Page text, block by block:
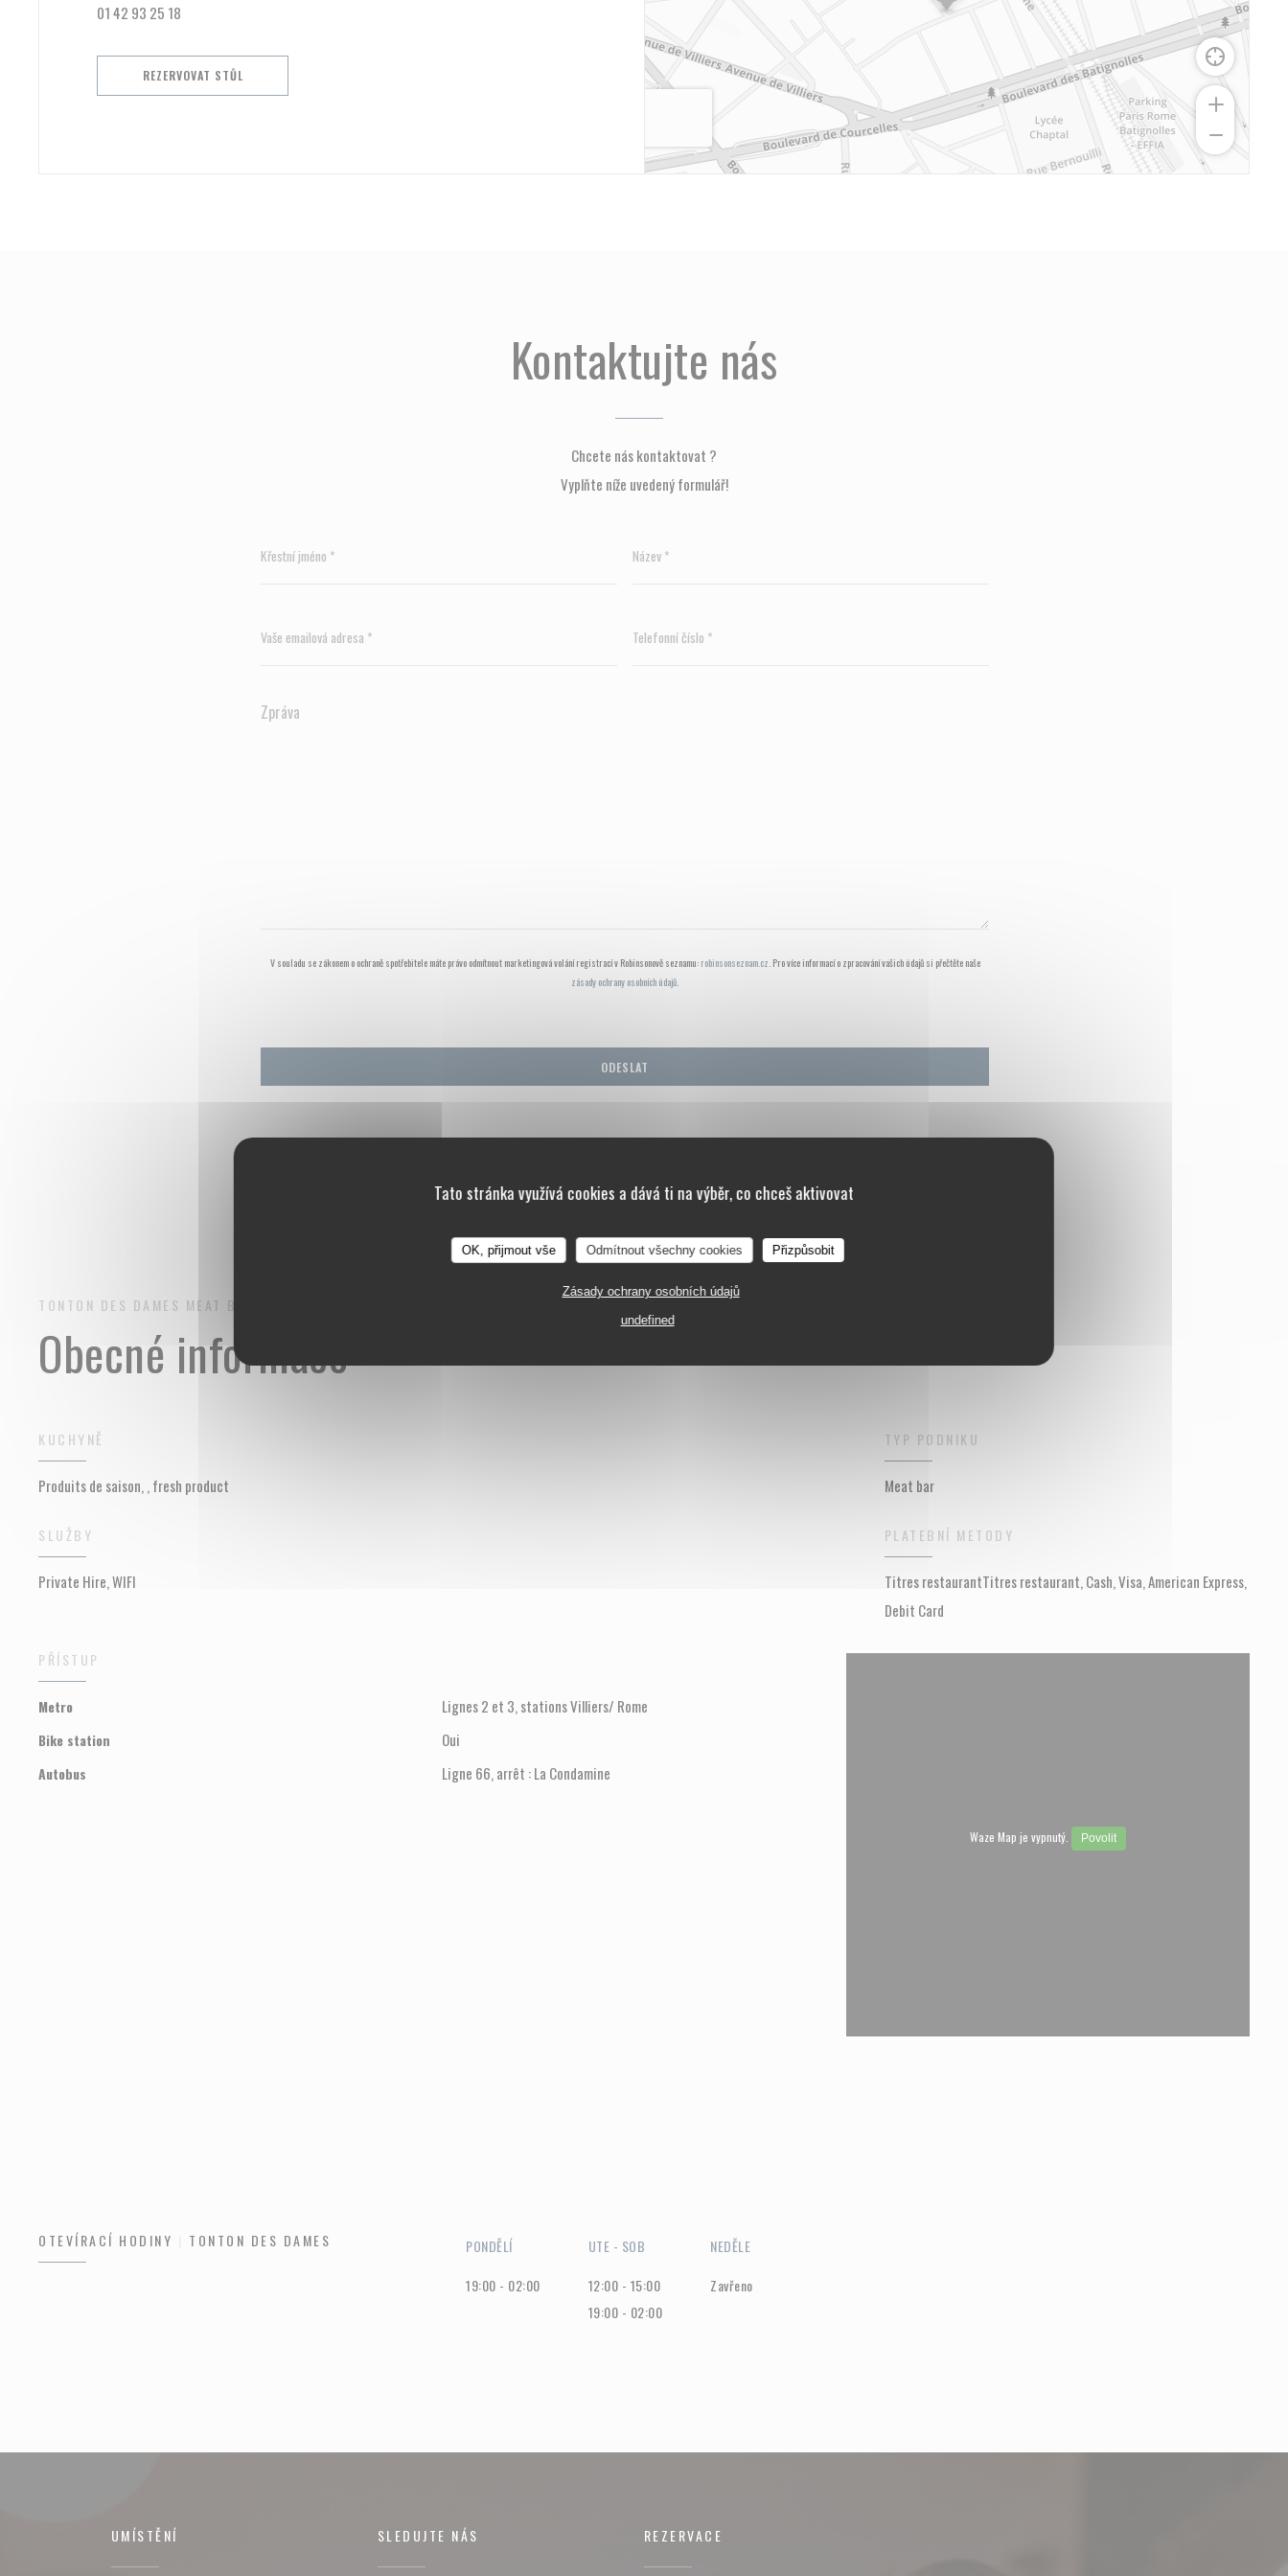
Tato stránka využívá cookies a dává ti na výběr, co chceš aktivovat
OK, přijmout vše Odmítnout všechny cookies Přizpůsobit
Zásady ochrany osobních údajů
undefined
01 42 93 25 18
REZERVOVAT STŮL
Kontaktujte nás
Chcete nás kontaktovat ?
Vyplňte níže uvedený formulář!
V souladu se zákonem o ochraně spotřebitele máte právo odmítnout marketingová volání registrací v Robinsonově seznamu: robinsonseznam.cz. Pro více informací o zpracování vašich údajů si přečtěte naše
zásady ochrany osobních údajů.
TONTON DES DAMES MEAT BAR
Obecné informace
KUCHYNĚ
Produits de saison, , fresh product
TYP PODNIKU
Meat bar
SLUŽBY
Private Hire, WIFI
PLATEBNÍ METODY
Titres restaurantTitres restaurant, Cash, Visa, American Express,
Debit Card
PŘÍSTUP
Metro Lignes 2 et 3, stations Villiers/ Rome
Bike station Oui
Autobus Ligne 66, arrêt : La Condamine
Waze Map je vypnutý. Povolit
OTEVÍRACÍ HODINY TONTON DES DAMES
PONDĚLÍ
19:00 - 02:00
UTE - SOB
12:00 - 15:00
19:00 - 02:00
NEDĚLE
Zavřeno
UMÍSTĚNÍ SLEDUJTE NÁS REZERVACE